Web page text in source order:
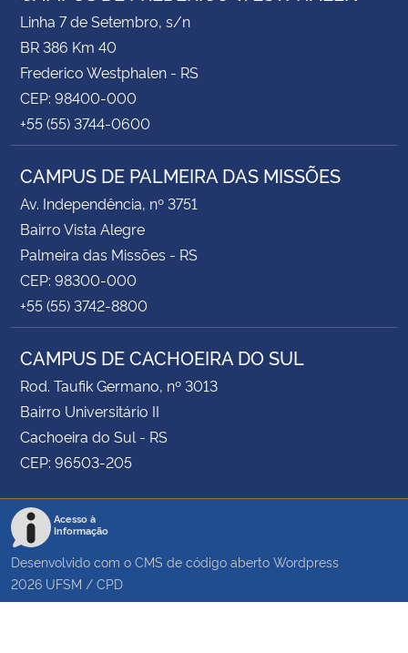
Linha 7 de Setembro, s/n
BR 386 Km 40
Frederico Westphalen - RS
CEP: 98400-000
+55 (55) 3744-0600
CAMPUS DE PALMEIRA DAS MISSÕES
Av. Independência, nº 3751
Bairro Vista Alegre
Palmeira das Missões - RS
CEP: 98300-000
+55 (55) 3742-8800
CAMPUS DE CACHOEIRA DO SUL
Rod. Taufik Germano, nº 3013
Bairro Universitário II
Cachoeira do Sul - RS
CEP: 96503-205
Acesso à
Informação
Desenvolvido com o CMS de código aberto Wordpress
2026 UFSM / CPD